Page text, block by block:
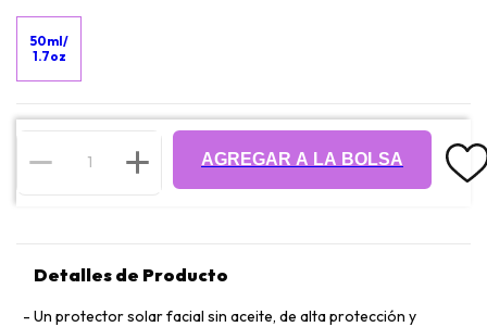
50ml/
1.7oz
AGREGAR A LA BOLSA
Detalles de Producto
Un protector solar facial sin aceite, de alta protección y